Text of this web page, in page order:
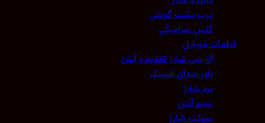
درب پشت گوشی
گلس سرامیکی
قطعات موبایل
آی سی شارژ تغذیه و آنتن
بازر صدای اسپیکر
برد شارژ
سیم آنتن
سوکت شارژ